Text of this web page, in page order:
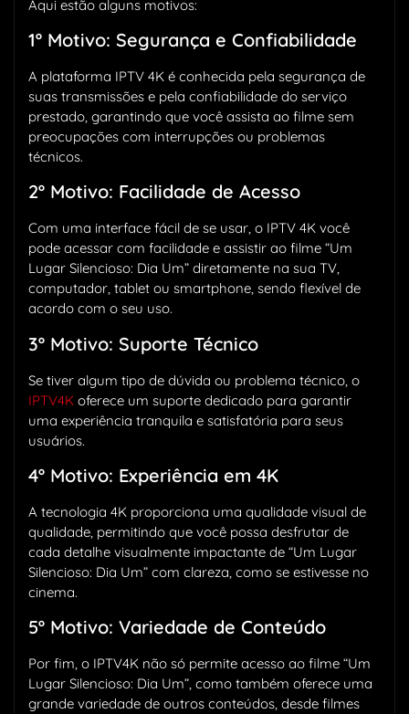
Aqui estão alguns motivos:
1º Motivo: Segurança e Confiabilidade
A plataforma IPTV 4K é conhecida pela segurança de
suas transmissões e pela confiabilidade do serviço
prestado, garantindo que você assista ao filme sem
preocupações com interrupções ou problemas
técnicos.
2º Motivo: Facilidade de Acesso
Com uma interface fácil de se usar, o IPTV 4K você
pode acessar com facilidade e assistir ao filme “Um
Lugar Silencioso: Dia Um” diretamente na sua TV,
computador, tablet ou smartphone, sendo flexível de
acordo com o seu uso.
3º Motivo: Suporte Técnico
Se tiver algum tipo de dúvida ou problema técnico, o
IPTV4K oferece um suporte dedicado para garantir
uma experiência tranquila e satisfatória para seus
usuários.
4º Motivo: Experiência em 4K
A tecnologia 4K proporciona uma qualidade visual de
qualidade, permitindo que você possa desfrutar de
cada detalhe visualmente impactante de “Um Lugar
Silencioso: Dia Um” com clareza, como se estivesse no
cinema.
5º Motivo: Variedade de Conteúdo
Por fim, o IPTV4K não só permite acesso ao filme “Um
Lugar Silencioso: Dia Um”, como também oferece uma
grande variedade de outros conteúdos, desde filmes